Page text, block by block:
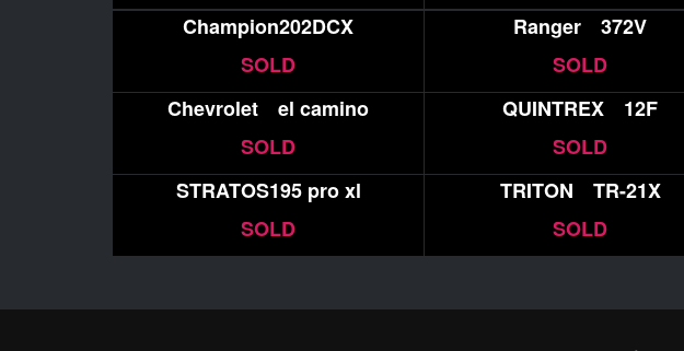
Champion202DCX
SOLD
Ranger 372V
SOLD
Chevrolet el camino
SOLD
QUINTREX 12F
SOLD
STRATOS195 pro xl
SOLD
TRITON TR-21X
SOLD